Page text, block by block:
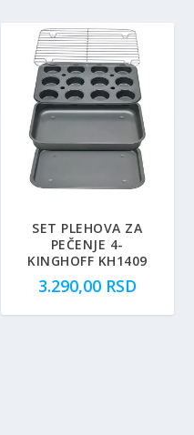
SET PLEHOVA ZA
PEČENJE 4-
KINGHOFF KH1409
3.290,00 RSD